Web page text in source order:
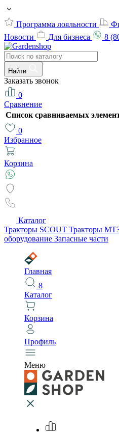
Программа лояльности
Новости
Для бизнеса 8
Найти
Заказать звонок
0
Сравнение
Список сравниваемых
0
Избранное
Корзина
Каталог
Тракторы SCOUT Тракторы
оборудование Запасные части
Главная
8
Каталог
Корзина
Профиль
Меню